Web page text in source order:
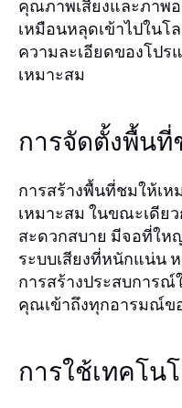
คุณภาพเสียงและภาพ
เหมือนหลุดเข้าไปในโ
ความละเอียดของโป
เหมาะสม
การจัดตั้งพื้น
การสร้างพื้นที่ชมให้เ
เหมาะสม ในขณะเดีย
สะดวกสบาย มีจอที่ให
ระบบเสียงที่หนักแน่น
การสร้างประสบการ
คุณเข้าถึงทุกอารมณ์ข
การใช้เทคโน